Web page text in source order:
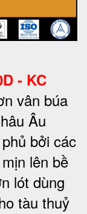
- KC
vân búa
Âu
bởi các
lên bề
lót dùng
tàu thuỷ